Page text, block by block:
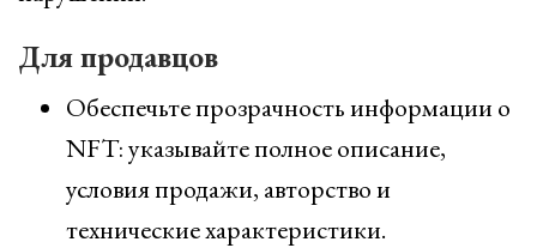
Для продавцов
Обеспечьте прозрачность информации о
NFT: указывайте полное описание,
условия продажи, авторство и
технические характеристики.